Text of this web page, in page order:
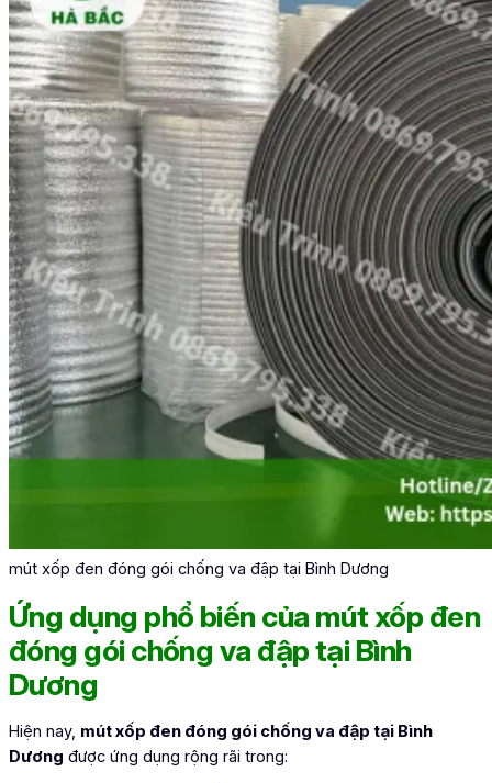
mút xốp đen đóng gói chống va đập tại Bình Dương
Ứng dụng phổ biến của mút xốp đen
đóng gói chống va đập tại Bình
Dương
Hiện nay, mút xốp đen đóng gói chống va đập tại Bình
Dương được ứng dụng rộng rãi trong: